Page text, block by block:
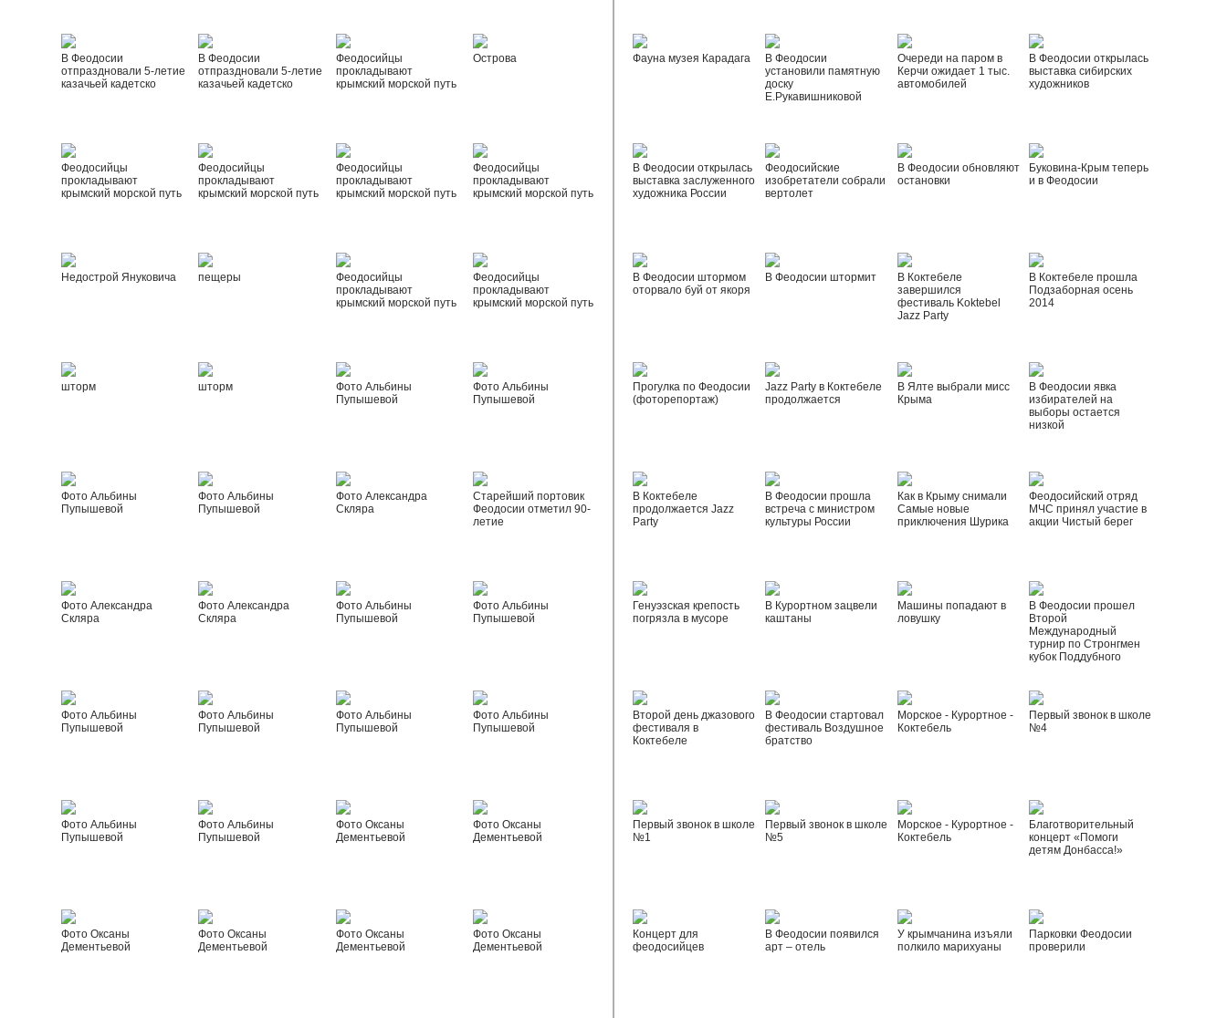
В Феодосии
отпраздновали 5-летие
казачьей кадетско
В Феодосии
отпраздновали 5-летие
казачьей кадетско
Феодосийцы
прокладывают
крымский морской путь
Острова
Феодосийцы
прокладывают
крымский морской путь
Феодосийцы
прокладывают
крымский морской путь
Феодосийцы
прокладывают
крымский морской путь
Феодосийцы
прокладывают
крымский морской путь
Недострой Януковича пещеры
Феодосийцы
прокладывают
крымский морской путь
Феодосийцы
прокладывают
крымский морской путь
шторм шторм
Фото Альбины
Пупышевой
Фото Альбины
Пупышевой
Фото Альбины
Пупышевой
Фото Альбины
Пупышевой
Фото Александра
Скляра
Старейший портовик
Феодосии отметил 90-
летие
Фото Александра
Скляра
Фото Александра
Скляра
Фото Альбины
Пупышевой
Фото Альбины
Пупышевой
Фото Альбины
Пупышевой
Фото Альбины
Пупышевой
Фото Альбины
Пупышевой
Фото Альбины
Пупышевой
Фото Альбины
Пупышевой
Фото Альбины
Пупышевой
Фото Оксаны
Дементьевой
Фото Оксаны
Дементьевой
Фото Оксаны
Дементьевой
Фото Оксаны
Дементьевой
Фото Оксаны
Дементьевой
Фото Оксаны
Дементьевой
Фауна музея Карадага
В Феодосии
установили памятную
доску
Е.Рукавишниковой
Очереди на паром в
Керчи ожидает 1 тыс.
автомобилей
В Феодосии открылась
выставка сибирских
художников
В Феодосии открылась
выставка заслуженного
художника России
Феодосийские
изобретатели собрали
вертолет
В Феодосии обновляют
остановки
Буковина-Крым теперь
и в Феодосии
В Феодосии штормом
оторвало буй от якоря
В Феодосии штормит
В Коктебеле
завершился
фестиваль Koktebel
Jazz Party
В Коктебеле прошла
Подзаборная осень
2014
Прогулка по Феодосии
(фоторепортаж)
Jazz Party в Коктебеле
продолжается
В Ялте выбрали мисс
Крыма
В Феодосии явка
избирателей на
выборы остается
низкой
В Коктебеле
продолжается Jazz
Party
В Феодосии прошла
встреча с министром
культуры России
Как в Крыму снимали
Самые новые
приключения Шурика
Феодосийский отряд
МЧС принял участие в
акции Чистый берег
Генуэзская крепость
погрязла в мусоре
В Курортном зацвели
каштаны
Машины попадают в
ловушку
В Феодосии прошел
Второй
Международный
турнир по Стронгмен
кубок Поддубного
Второй день джазового
фестиваля в
Коктебеле
В Феодосии стартовал
фестиваль Воздушное
братство
Морское - Курортное -
Коктебель
Первый звонок в школе
№4
Первый звонок в школе
№1
Первый звонок в школе
№5
Морское - Курортное -
Коктебель
Благотворительный
концерт «Помоги
детям Донбасса!»
Концерт для
феодосийцев
В Феодосии появился
арт – отель
У крымчанина изъяли
полкило марихуаны
Парковки Феодосии
проверили